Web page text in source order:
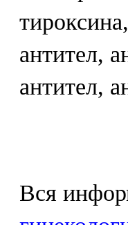
антител,
антител,
Вся